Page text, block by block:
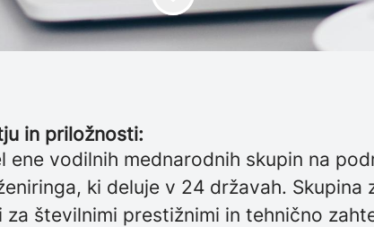
in priložnosti:
ene vodilnih mednarodnih skupin na
ki deluje v 24 državah. Skupina
številnimi prestižnimi in tehnično